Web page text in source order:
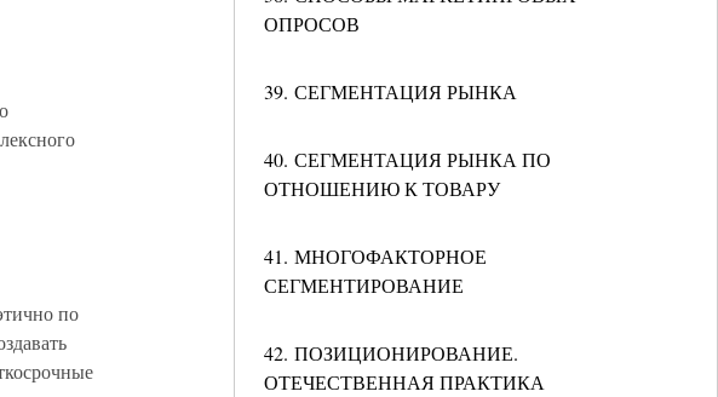
ОПРОСОВ
39. СЕГМЕНТАЦИЯ РЫНКА
40. СЕГМЕНТАЦИЯ РЫНКА ПО
ОТНОШЕНИЮ К ТОВАРУ
41. МНОГОФАКТОРНОЕ
СЕГМЕНТИРОВАНИЕ
42. ПОЗИЦИОНИРОВАНИЕ.
ОТЕЧЕСТВЕННАЯ ПРАКТИКА
по